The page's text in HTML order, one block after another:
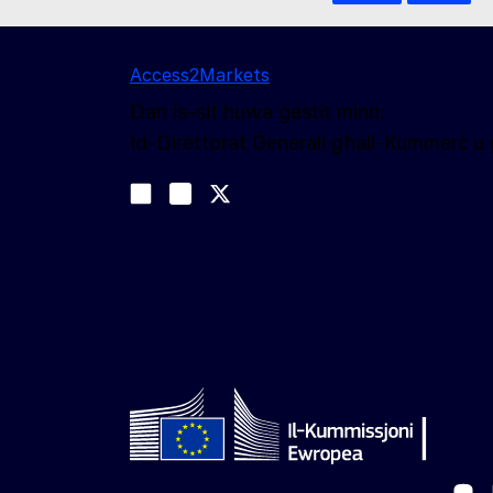
Access2Markets
Dan is-sit huwa ġestit minn:
Id-Direttorat Ġenerali għall-Kummerċ
Join us on LinkedIn
Trade-Off podcast